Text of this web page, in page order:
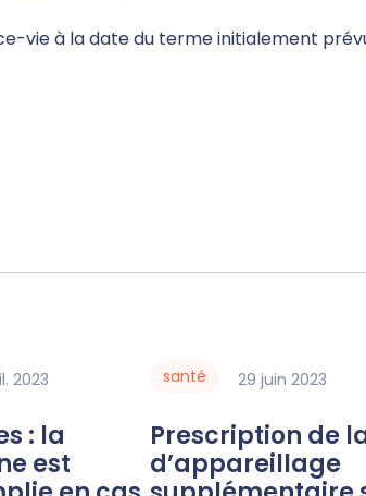
vie à la date du terme initialement
est
2023
Prescription de la demande
d’appareillage
29 juin 2023
santé